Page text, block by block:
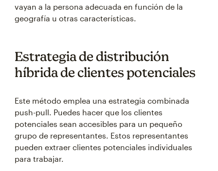
vayan a la persona adecuada en función de la
geografía u otras características.
Estrategia de distribución
híbrida de clientes potenciales
Este método emplea una estrategia combinada
push-pull. Puedes hacer que los clientes
potenciales sean accesibles para un pequeño
grupo de representantes. Estos representantes
pueden extraer clientes potenciales individuales
para trabajar.